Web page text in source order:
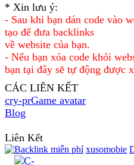
* Xin lưu ý:
- Sau khi bạn dán code vào
tạo để đưa backlinks
về website của bạn.
- Nếu bạn xóa code khỏi
bạn tại đây sẽ tự động được
CÁC LIÊN KẾT
cry-prGame avatar
Blog
Liên Kết
xusomobie